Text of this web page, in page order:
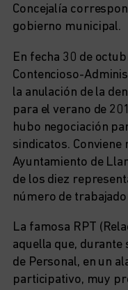
Concejalía
gobierno municipal.
En fecha 30 de
Contencioso-
la anulación de la
para el verano de
hubo negociación
sindicatos. Conviene
Ayuntamiento de
de los diez
número de
La famosa RPT
aquella que, durante
de Personal, en un
participativo, muy